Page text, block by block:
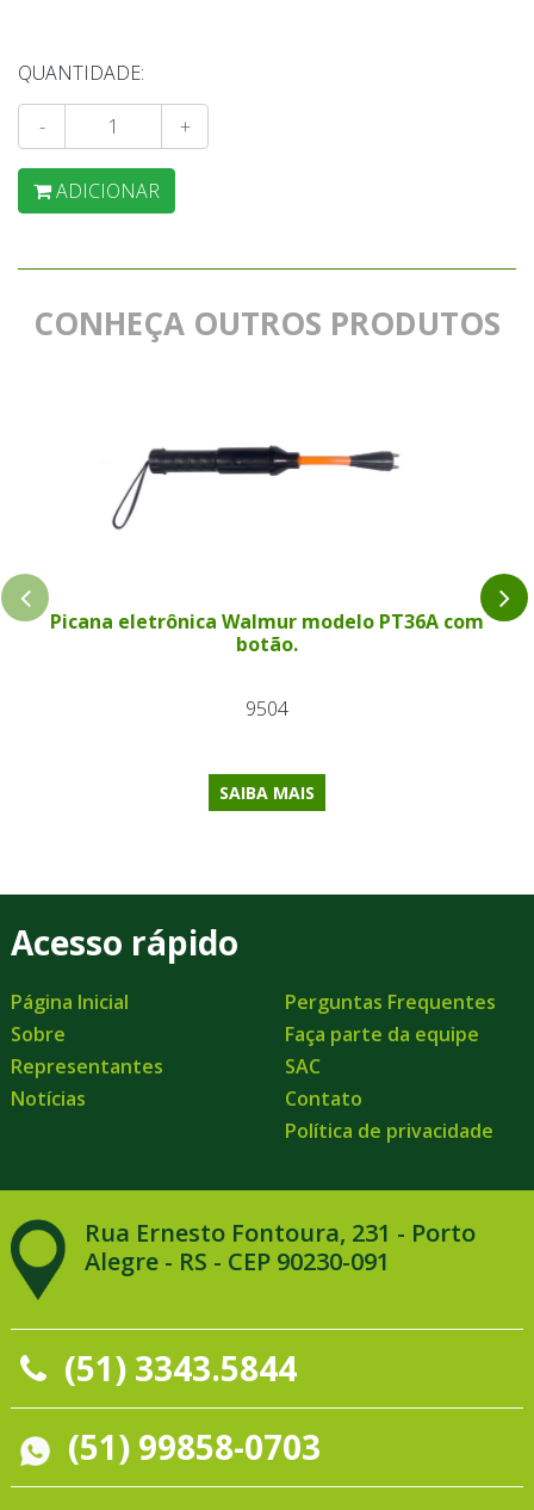
QUANTIDADE:
- +
ADICIONAR
CONHEÇA OUTROS PRODUTOS
Picana eletrônica Walmur modelo PT36A com
botão.
9504
SAIBA MAIS
Acesso rápido
Página Inicial
Sobre
Representantes
Notícias
Perguntas Frequentes
Faça parte da equipe
SAC
Contato
Política de privacidade
Rua Ernesto Fontoura, 231 - Porto
Alegre - RS - CEP 90230-091
(51) 3343.5844
(51) 99858-0703